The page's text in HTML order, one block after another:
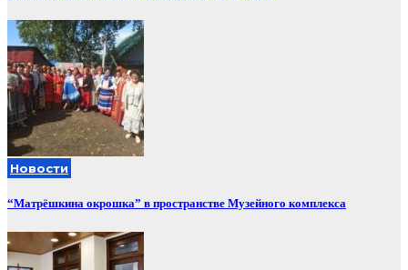
Новости
“Матрёшкина окрошка” в пространстве Музейного комплекса